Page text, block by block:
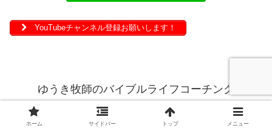
YouTubeチャンネル登録お願いします！
ゆうき牧師のバイブルライフコーチング
Copyright © 2020 ゆうき牧師のバイブルライフコーチング All Rights
ホーム サイドバー トップ メニュー